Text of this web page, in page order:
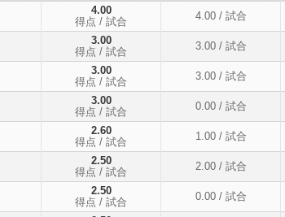
4.00
得点 / 試合 4.00/ 試合
3.00
得点 / 試合 3.00/ 試合
3.00
得点 / 試合 3.00/ 試合
3.00
得点 / 試合 0.00/ 試合
2.60
得点 / 試合 1.00/ 試合
2.50
得点 / 試合 2.00/ 試合
2.50
得点 / 試合 0.00/ 試合